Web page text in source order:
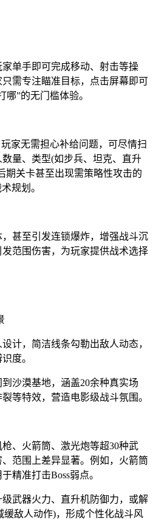
单手即可完成移动、射击等操
需专注瞄准目标，点击屏幕即可
”的无门槛体验。
家无需担心补给问题，可尽情扫
量、类型(如步兵、坦克、直升
期关卡甚至出现需策略性攻击的
规划。
甚至引发连锁爆炸，增强战斗沉
范围伤害，为玩家提供战术选择
计，简洁线条勾勒出敌人动态，
度。
沙漠基地，涵盖20余种真实场
等特效，营造电影级战斗氛围。
、火箭筒、激光炮等超30种武
范围上差异显著。例如，火箭筒
精准打击Boss弱点。
武器火力、直升机防御力，或解
缓敌人动作)，形成个性化战斗风